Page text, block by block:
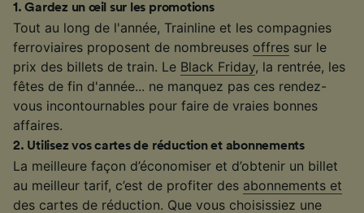
1 .Gardez un œil sur les promotions
Tout au long de l'année, Trainline et les compagnies
ferroviaires proposent de nombreuses offres sur le
prix des billets de train. Le Black Friday, la rentrée, les
fêtes de fin d'année... ne manquez pas ces rendez-
vous incontournables pour faire de vraies bonnes
affaires.
2. Utilisez vos cartes de réduction et abonnements
La meilleure façon d’économiser et d’obtenir un billet
au meilleur tarif, c’est de profiter des abonnements et
des cartes de réduction. Que vous choisissiez une